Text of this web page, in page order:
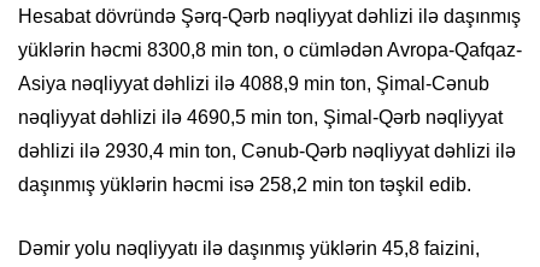
Hesabat dövründə Şərq-Qərb nəqliyyat dəhlizi ilə daşınmış
yüklərin həcmi 8300,8 min ton, o cümlədən Avropa-Qafqaz-
Asiya nəqliyyat dəhlizi ilə 4088,9 min ton, Şimal-Cənub
nəqliyyat dəhlizi ilə 4690,5 min ton, Şimal-Qərb nəqliyyat
dəhlizi ilə 2930,4 min ton, Cənub-Qərb nəqliyyat dəhlizi ilə
daşınmış yüklərin həcmi isə 258,2 min ton təşkil edib.
Dəmir yolu nəqliyyatı ilə daşınmış yüklərin 45,8 faizini,